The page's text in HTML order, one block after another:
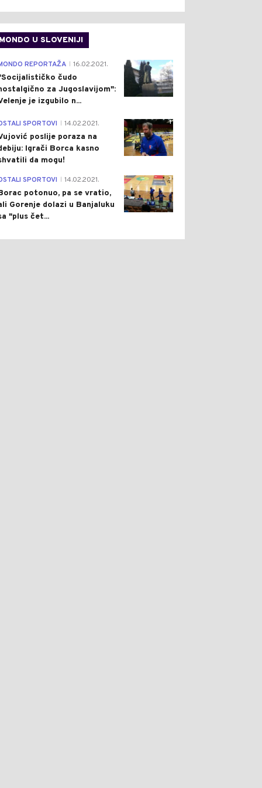
MONDO U SLOVENIJI
4
REPORTAŽA 16.02.2021.
čudo
za Jugoslavijom":
je izgubilo n...
1
SPORTOVI 14.02.2021.
poslije poraza na
Igrači Borca kasno
da mogu!
3
SPORTOVI 14.02.2021.
potonuo, pa se vratio,
Gorenje dolazi u Banjaluku
"plus čet...